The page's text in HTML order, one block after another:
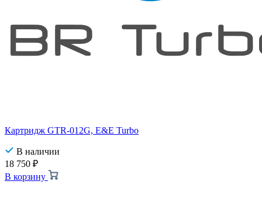
Картридж GTR-012G, E&E Turbo
В наличии
18 750 ₽
В корзину